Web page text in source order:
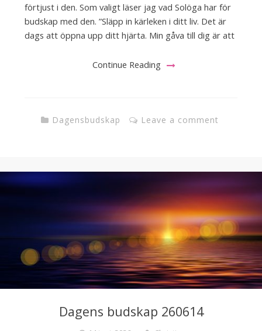
förtjust i den. Som valigt läser jag vad Solöga har för
budskap med den. ”Släpp in kärleken i ditt liv. Det är
dags att öppna upp ditt hjärta. Min gåva till dig är att
Continue Reading
Dagensbudskap Leave a comment
Dagens budskap 260614